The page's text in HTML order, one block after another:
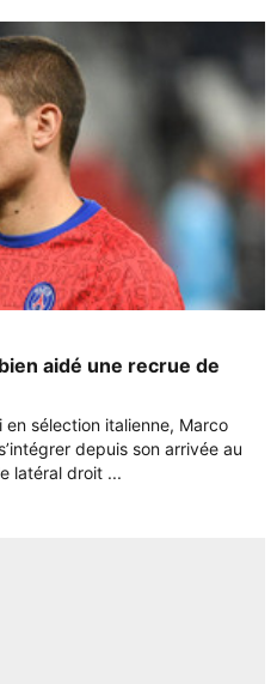
aidé une recrue de
en sélection italienne, Marco
depuis son arrivée au
latéral droit ...